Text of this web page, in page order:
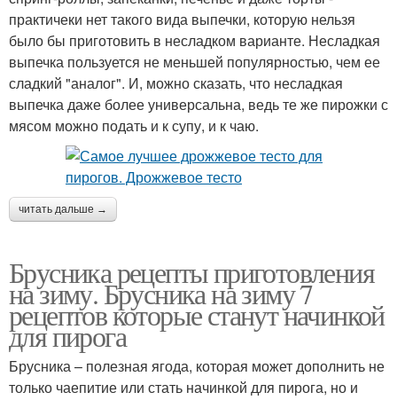
практичеки нет такого вида выпечки, которую нельзя
было бы приготовить в несладком варианте. Несладкая
выпечка пользуется не меньшей популярностью, чем ее
сладкий "аналог". И, можно сказать, что несладкая
выпечка даже более универсальна, ведь те же пирожки с
мясом можно подать и к супу, и к чаю.
читать дальше →
Брусника рецепты приготовления
на зиму. Брусника на зиму 7
рецептов которые станут начинкой
для пирога
Брусника – полезная ягода, которая может дополнить не
только чаепитие или стать начинкой для пирога, но и